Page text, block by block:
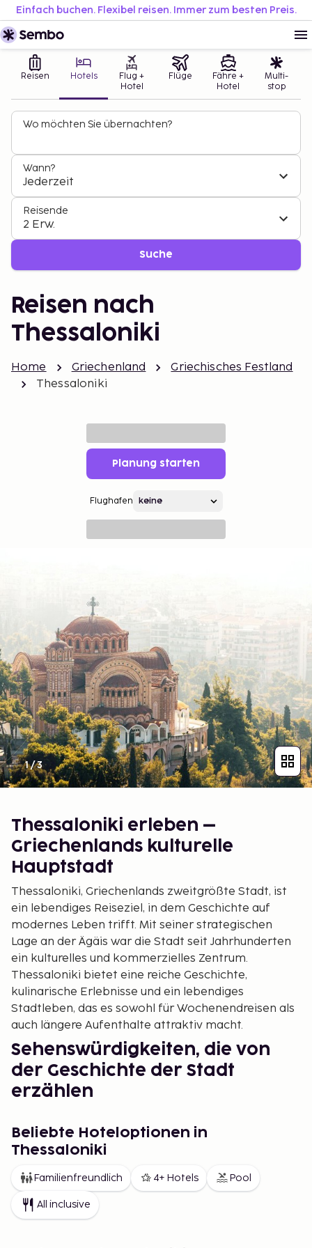
Einfach buchen. Flexibel reisen. Immer zum besten Preis.
Reisen Hotels
Flug +
Hotel
Flüge
Fähre +
Hotel
Multi-
stop
Wo möchten Sie übernachten?
Wann?
Jederzeit
Reisende
2 Erw.
Suche
Reisen nach
Thessaloniki
Home Griechenland
Griechisches Festland
Thessaloniki
Planung starten
Flughafen
1/3
Thessaloniki erleben –
Griechenlands kulturelle
Hauptstadt
Thessaloniki, Griechenlands zweitgrößte Stadt, ist
ein lebendiges Reiseziel, in dem Geschichte auf
modernes Leben trifft. Mit seiner strategischen
Lage an der Ägäis war die Stadt seit Jahrhunderten
ein kulturelles und kommerzielles Zentrum.
Thessaloniki bietet eine reiche Geschichte,
kulinarische Erlebnisse und ein lebendiges
Stadtleben, das es sowohl für Wochenendreisen als
auch längere Aufenthalte attraktiv macht.
Sehenswürdigkeiten, die von
der Geschichte der Stadt
erzählen
und Architekturliebhaber. Der ikonische Weiße
Turm, das bekannteste Wahrzeichen der Stadt, ist
Die Rotunde, ein Bauwerk, das sowohl als
Mausoleum als auch als Kirche diente, ist ein
faszinierender Ort, um tiefer in die Vergangenheit
Beliebte Hoteloptionen in
Thessaloniki
Familienfreundlich 4+ Hotels Pool
All inclusive